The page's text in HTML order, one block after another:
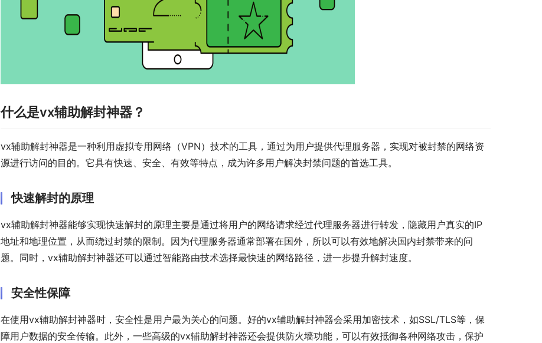
什么是vx辅助解封神器？
vx辅助解封神器是一种利用虚拟专用网络（VPN）技术的工具，通过为用户提供代理服务器，实现对被封禁的网络资
源进行访问的目的。它具有快速、安全、有效等特点，成为许多用户解决封禁问题的首选工具。
快速解封的原理
vx辅助解封神器能够实现快速解封的原理主要是通过将用户的网络请求经过代理服务器进行转发，隐藏用户真实的IP
地址和地理位置，从而绕过封禁的限制。因为代理服务器通常部署在国外，所以可以有效地解决国内封禁带来的问
题。同时，vx辅助解封神器还可以通过智能路由技术选择最快速的网络路径，进一步提升解封速度。
安全性保障
在使用vx辅助解封神器时，安全性是用户最为关心的问题。好的vx辅助解封神器会采用加密技术，如SSL/TLS等，保
障用户数据的安全传输。此外，一些高级的vx辅助解封神器还会提供防火墙功能，可以有效抵御各种网络攻击，保护